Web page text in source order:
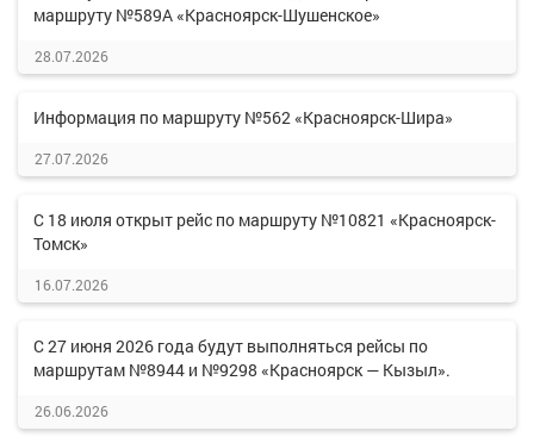
маршруту №589А «Красноярск-Шушенское»
28.07.2026
Информация по маршруту №562 «Красноярск-Шира»
27.07.2026
С 18 июля открыт рейс по маршруту №10821 «Красноярск-
Томск»
16.07.2026
С 27 июня 2026 года будут выполняться рейсы по
маршрутам №8944 и №9298 «Красноярск — Кызыл».
26.06.2026